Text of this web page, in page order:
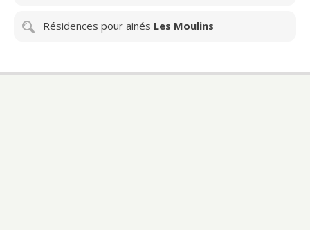
Résidences pour ainés Les Moulins